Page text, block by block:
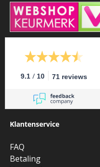
9.1 / 10 71 reviews
Klantenservice
FAQ
Betaling